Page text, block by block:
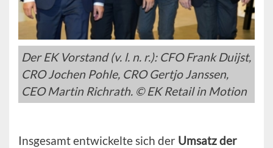
Der EK Vorstand (v. l. n. r.): CFO Frank Duijst,
CRO Jochen Pohle, CRO Gertjo Janssen,
CEO Martin Richrath. © EK Retail in Motion
Insgesamt entwickelte sich der Umsatz der